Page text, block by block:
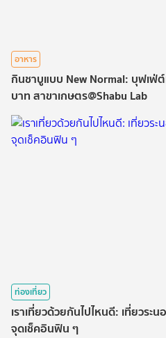
อาหาร
กินชาบูแบบ New Normal: บุฟเฟ่
บาท สาขาเกษตร@Shabu Lab
ท่องเที่ยว
เราเที่ยวด้วยกันไปไหนดี: เที่ยวร
จุดเช็คอินฟิน ๆ